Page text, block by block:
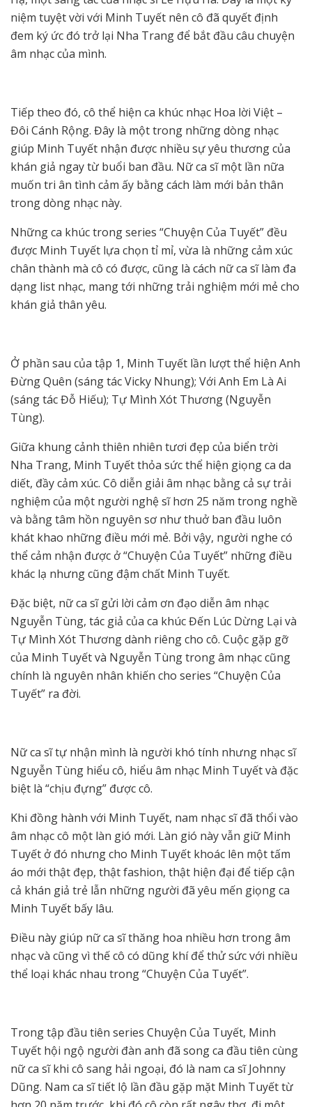
niệm tuyệt vời với Minh Tuyết nên cô đã quyết định
đem ký ức đó trở lại Nha Trang để bắt đầu câu chuyện
âm nhạc của mình.
Tiếp theo đó, cô thể hiện ca khúc nhạc Hoa lời Việt –
Đôi Cánh Rộng. Đây là một trong những dòng nhạc
giúp Minh Tuyết nhận được nhiều sự yêu thương của
khán giả ngay từ buổi ban đầu. Nữ ca sĩ một lần nữa
muốn tri ân tình cảm ấy bằng cách làm mới bản thân
trong dòng nhạc này.
Những ca khúc trong series “Chuyện Của Tuyết” đều
được Minh Tuyết lựa chọn tỉ mỉ, vừa là những cảm xúc
chân thành mà cô có được, cũng là cách nữ ca sĩ làm đa
dạng list nhạc, mang tới những trải nghiệm mới mẻ cho
khán giả thân yêu.
Ở phần sau của tập 1, Minh Tuyết lần lượt thể hiện Anh
Đừng Quên (sáng tác Vicky Nhung); Với Anh Em Là Ai
(sáng tác Đỗ Hiếu); Tự Mình Xót Thương (Nguyễn
Tùng).
Giữa khung cảnh thiên nhiên tươi đẹp của biển trời
Nha Trang, Minh Tuyết thỏa sức thể hiện giọng ca da
diết, đầy cảm xúc. Cô diễn giải âm nhạc bằng cả sự trải
nghiệm của một người nghệ sĩ hơn 25 năm trong nghề
và bằng tâm hồn nguyên sơ như thuở ban đầu luôn
khát khao những điều mới mẻ. Bởi vậy, người nghe có
thể cảm nhận được ở “Chuyện Của Tuyết” những điều
khác lạ nhưng cũng đậm chất Minh Tuyết.
Đặc biệt, nữ ca sĩ gửi lời cảm ơn đạo diễn âm nhạc
Nguyễn Tùng, tác giả của ca khúc Đến Lúc Dừng Lại và
Tự Mình Xót Thương dành riêng cho cô. Cuộc gặp gỡ
của Minh Tuyết và Nguyễn Tùng trong âm nhạc cũng
chính là nguyên nhân khiến cho series “Chuyện Của
Tuyết” ra đời.
Nữ ca sĩ tự nhận mình là người khó tính nhưng nhạc sĩ
Nguyễn Tùng hiểu cô, hiểu âm nhạc Minh Tuyết và đặc
biệt là “chịu đựng” được cô.
Khi đồng hành với Minh Tuyết, nam nhạc sĩ đã thổi vào
âm nhạc cô một làn gió mới. Làn gió này vẫn giữ Minh
Tuyết ở đó nhưng cho Minh Tuyết khoác lên một tấm
áo mới thật đẹp, thật fashion, thật hiện đại để tiếp cận
cả khán giả trẻ lẫn những người đã yêu mến giọng ca
Minh Tuyết bấy lâu.
Điều này giúp nữ ca sĩ thăng hoa nhiều hơn trong âm
nhạc và cũng vì thế cô có dũng khí để thử sức với nhiều
thể loại khác nhau trong “Chuyện Của Tuyết”.
Trong tập đầu tiên series Chuyện Của Tuyết, Minh
Tuyết hội ngộ người đàn anh đã song ca đầu tiên cùng
nữ ca sĩ khi cô sang hải ngoại, đó là nam ca sĩ Johnny
Dũng. Nam ca sĩ tiết lộ lần đầu gặp mặt Minh Tuyết từ